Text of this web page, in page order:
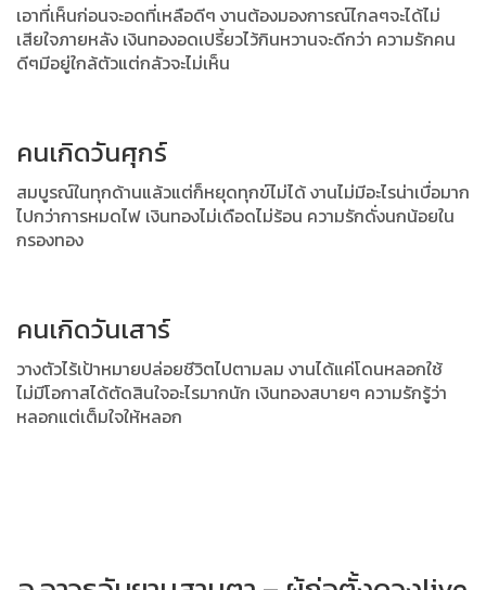
เอาที่เห็นก่อนจะอดที่เหลือดีๆ งานต้องมองการณ์ไกลๆจะได้ไม่
เสียใจภายหลัง เงินทองอดเปรี้ยวไว้กินหวานจะดีกว่า ความรักคน
ดีๆมีอยู่ใกล้ตัวแต่กลัวจะไม่เห็น
คนเกิดวันศุกร์
สมบูรณ์ในทุกด้านแล้วแต่ก็หยุดทุกข์ไม่ได้ งานไม่มีอะไรน่าเบื่อมาก
ไปกว่าการหมดไฟ เงินทองไม่เดือดไม่ร้อน ความรักดั่งนกน้อยใน
กรองทอง
คนเกิดวันเสาร์
วางตัวไร้เป้าหมายปล่อยชีวิตไปตามลม งานได้แค่โดนหลอกใช้
ไม่มีโอกาสได้ตัดสินใจอะไรมากนัก เงินทองสบายๆ ความรักรู้ว่า
หลอกแต่เต็มใจให้หลอก